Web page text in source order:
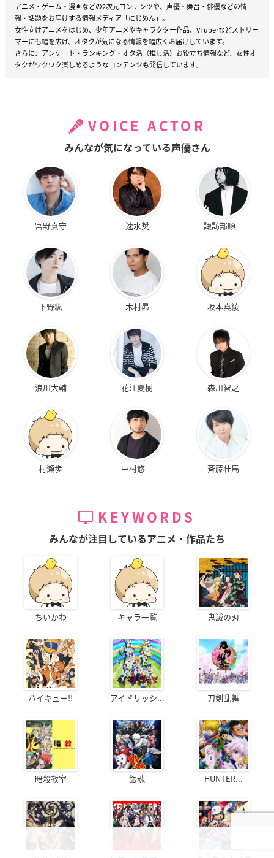
アニメ・ゲーム・漫画などの2次元コンテンツや、声優・舞台・俳優などの情
報・話題をお届けする情報メディア「にじめん」。
女性向けアニメをはじめ、少年アニメやキャラクター作品、VTuberなどストリー
マーにも幅を広げ、オタクが気になる情報を幅広くお届けしています。
さらに、アンケート・ランキング・オタ活（推し活）お役立ち情報など、女性オ
タクがワクワク楽しめるようなコンテンツも発信しています。
VOICE ACTOR
みんなが気になっている声優さん
宮野真守 速水奨 諏訪部順一
下野紘 木村昴 坂本真綾
浪川大輔 花江夏樹 森川智之
村瀬歩 中村悠一 斉藤壮馬
KEYWORDS
みんなが注目しているアニメ・作品たち
ちいかわ キャラ一覧 鬼滅の刃
ハイキュー!! アイドリッシ... 刀剣乱舞
暗殺教室 銀魂 HUNTER...